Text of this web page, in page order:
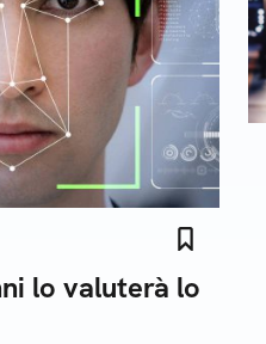
lo valuterà lo